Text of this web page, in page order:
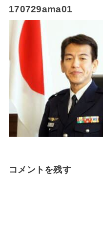
170729ama01
コメントを残す